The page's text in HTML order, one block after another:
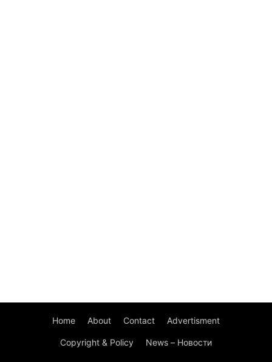
Home About Contact Advertisment
Copyright & Policy News – Новости